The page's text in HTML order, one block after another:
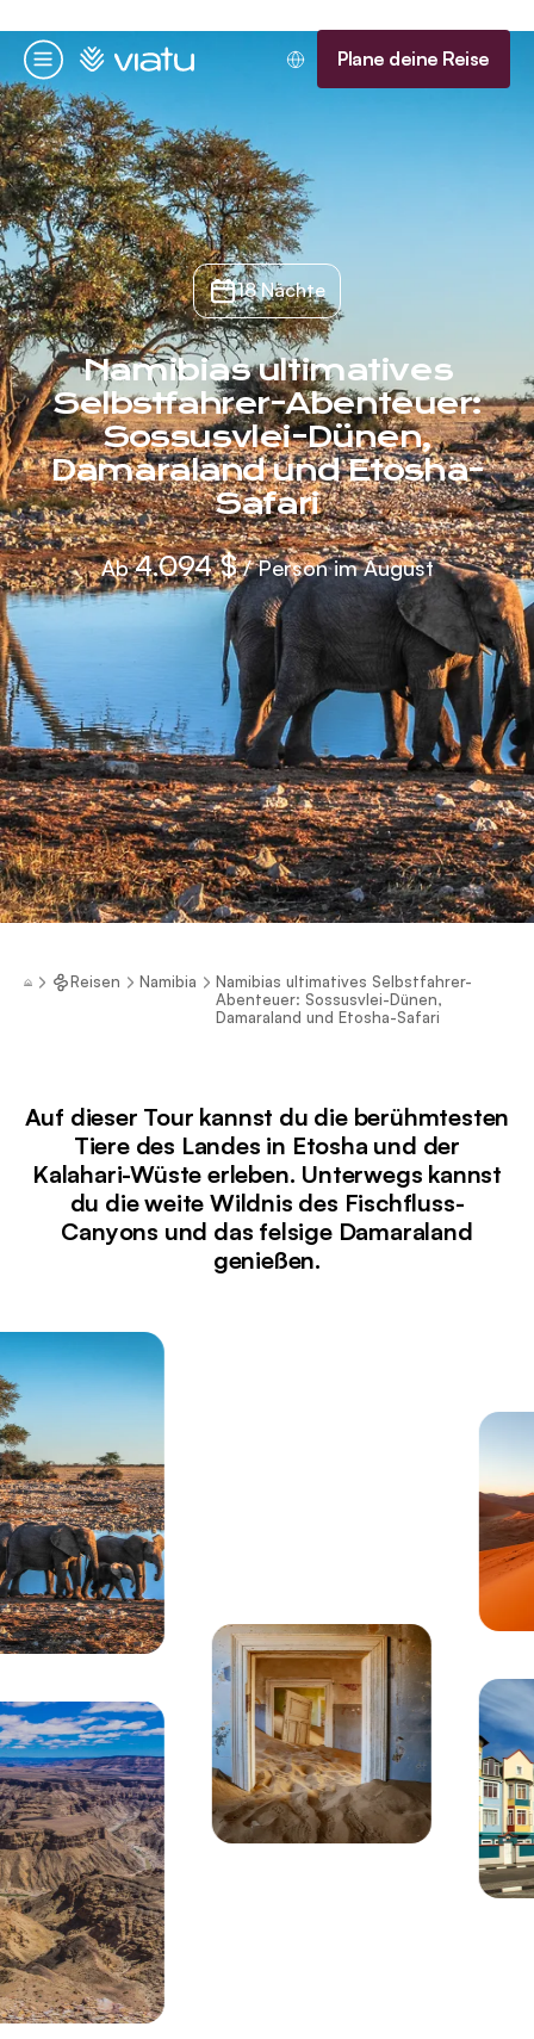
Menü
Startseite Plane deine Reise
18 Nächte
Namibias ultimatives
Selbstfahrer-Abenteuer:
Sossusvlei-Dünen,
Damaraland und Etosha-
Safari
Ab4.094 $/ Person im August
Reisen Namibia
Namibias ultimatives Selbstfahrer-
Abenteuer: Sossusvlei-Dünen,
Damaraland und Etosha-Safari
Auf dieser Tour kannst du die berühmtesten
Tiere des Landes in Etosha und der
Kalahari-Wüste erleben. Unterwegs kannst
du die weite Wildnis des Fischfluss-
Canyons und das felsige Damaraland
genießen.